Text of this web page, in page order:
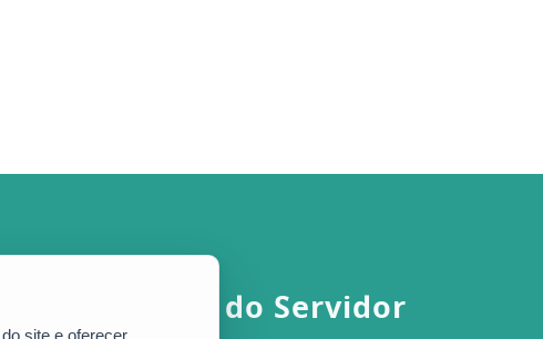
Portal do Servidor
site e oferecer